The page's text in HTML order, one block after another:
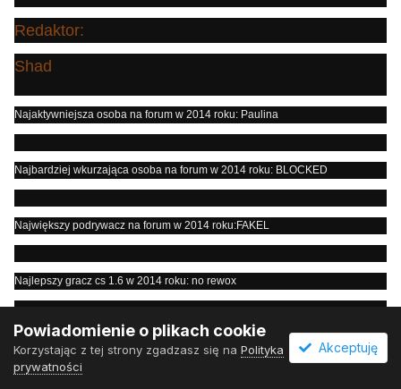
Redaktor:
Shad
Najaktywniejsza osoba na forum w 2014 roku: Paulina
Najbardziej wkurzająca osoba na forum w 2014 roku: BLOCKED
Największy podrywacz na forum w 2014 roku:FAKEL
Najlepszy gracz cs 1.6 w 2014 roku: no rewox
Najlepszy gracz cs:go w 2014 roku: nie znam ;c
Powiadomienie o plikach cookie
Korzystając z tej strony zgadzasz się na Polityka
prywatności
Akceptuję